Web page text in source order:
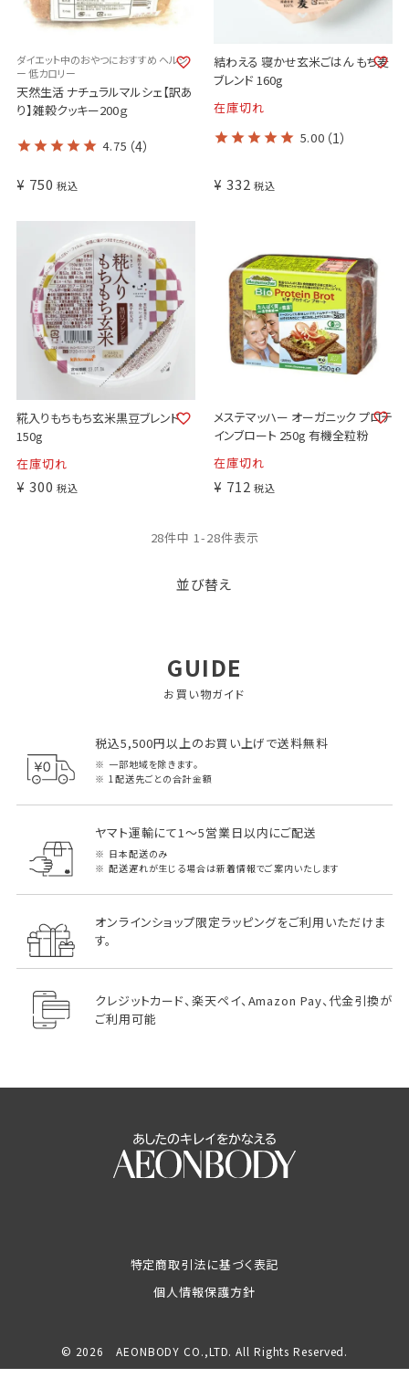
ダイエット中のおやつにおすすめ ヘルシ
ー 低カロリー
天然生活 ナチュラルマルシェ【訳あ
り】雑穀クッキー200ｇ
4.75 （4）
¥ 750 税込
結わえる 寝かせ玄米ごはん もち麦
ブレンド 160g
在庫切れ
5.00 （1）
¥ 332 税込
糀入りもちもち玄米黒豆ブレンド
150g
在庫切れ
¥ 300 税込
メステマッハー オーガニック プロテ
インブロート 250g 有機全粒粉
在庫切れ
¥ 712 税込
並び替え
28件中 1-28件表示
GUIDE
お買い物ガイド
税込5,500円以上のお買い上げで送料無料
一部地域を除きます。
1配送先ごとの合計金額
ヤマト運輸にて1～5営業日以内にご配送
日本配送のみ
配送遅れが生じる場合は新着情報でご案内いたします
オンラインショップ限定ラッピングをご利用いただけま
す。
クレジットカード、楽天ペイ、Amazon Pay、代金引換が
ご利用可能
特定商取引法に基づく表記
個人情報保護方針
© 2026 AEONBODY CO.,LTD. All Rights Reserved.